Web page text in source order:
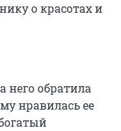
о красотах и
него обратила
нравилась ее